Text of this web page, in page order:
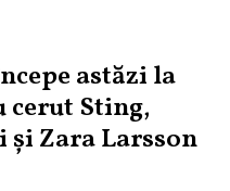
astăzi la
cerut Sting,
și Zara Larsson